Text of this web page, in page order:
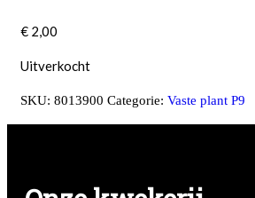
€ 2,00
Uitverkocht
SKU: 8013900 Categorie: Vaste plant P9